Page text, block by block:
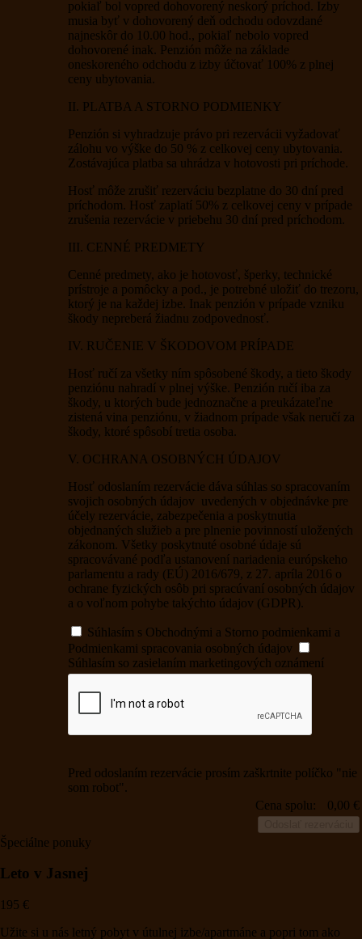
pokiaľ bol vopred dohovorený neskorý príchod. Izby
musia byť v dohovorený deň odchodu odovzdané
najneskôr do 10.00 hod., pokiaľ nebolo vopred
dohovorené inak. Penzión môže na základe
oneskoreného odchodu z izby účtovať 100% z plnej
ceny ubytovania.
II. PLATBA A STORNO PODMIENKY
Penzión si vyhradzuje právo pri rezervácii vyžadovať
zálohu vo výške do 50 % z celkovej ceny ubytovania.
Zostávajúca platba sa uhrádza v hotovosti pri príchode.
Hosť môže zrušiť rezerváciu bezplatne do 30 dní pred
príchodom. Hosť zaplatí 50% z celkovej ceny v prípade
zrušenia rezervácie v priebehu 30 dní pred príchodom.
III. CENNÉ PREDMETY
Cenné predmety, ako je hotovosť, šperky, technické
prístroje a pomôcky a pod., je potrebné uložiť do trezoru,
ktorý je na každej izbe. Inak penzión v prípade vzniku
škody nepreberá žiadnu zodpovednosť.
IV. RUČENIE V ŠKODOVOM PRÍPADE
Hosť ručí za všetky ním spôsobené škody, a tieto škody
penziónu nahradí v plnej výške. Penzión ručí iba za
škody, u ktorých bude jednoznačne a preukázateľne
zistená vina penziónu, v žiadnom prípade však neručí za
škody, ktoré spôsobí tretia osoba.
V. OCHRANA OSOBNÝCH ÚDAJOV
Hosť odoslaním rezervácie dáva súhlas so spracovaním
svojich osobných údajov uvedených v objednávke pre
účely rezervácie, zabezpečenia a poskytnutia
objednaných služieb a pre plnenie povinností uložených
zákonom. Všetky poskytnuté osobné údaje sú
spracovávané podľa ustanovení nariadenia európskeho
parlamentu a rady (EÚ) 2016/679, z 27. apríla 2016 o
ochrane fyzických osôb pri spracúvaní osobných údajov
a o voľnom pohybe takýchto údajov (GDPR).
Súhlasím s Obchodnými a Storno podmienkami a
Podmienkami spracovania osobných údajov
Súhlasím so zasielaním marketingových oznámení
Pred odoslaním rezervácie prosím zaškrtnite políčko "nie
som robot".
Cena spolu:
0,00 €
Špeciálne ponuky
Leto v Jasnej
195 €
Užite si u nás letný pobyt v útulnej izbe/apartmáne a popri tom ako